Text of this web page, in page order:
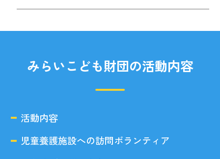
みらいこども財団の活動内容
活動内容
児童養護施設への訪問ボランティア